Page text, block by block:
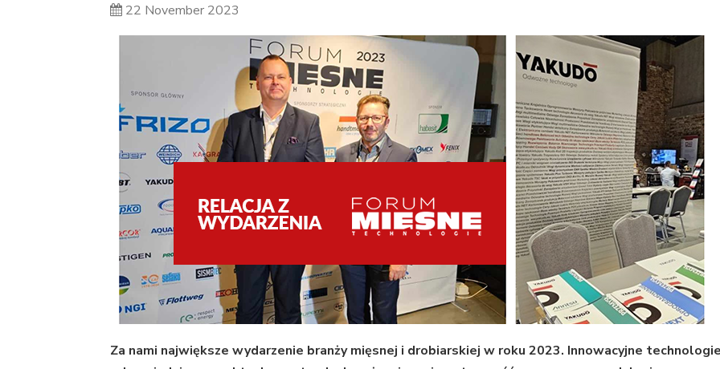
22 November 2023
Za nami największe wydarzenie branży mięsnej i drobiarskiej w roku 2023. Innowacyjne